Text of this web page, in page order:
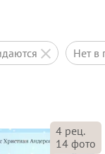
нет
4 рец.
14 фото